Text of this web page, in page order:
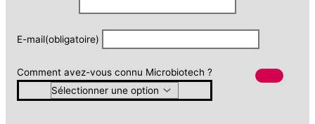
E-mail(obligatoire)
Comment avez-vous connu Microbiotech ?